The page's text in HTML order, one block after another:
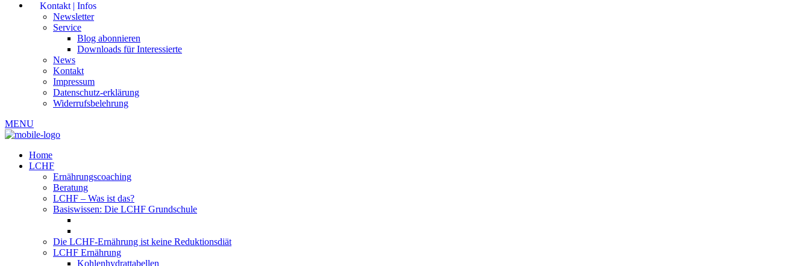
Kontakt | Infos
Newsletter
Service
Blog abonnieren
Downloads für Interessierte
News
Kontakt
Impressum
Datenschutz-erklärung
Widerrufsbelehrung
MENU
Home
LCHF
Ernährungscoaching
Beratung
LCHF – Was ist das?
Basiswissen: Die LCHF Grundschule
Die LCHF-Ernährung ist keine Reduktionsdiät
LCHF Ernährung
Kohlenhydrattabellen